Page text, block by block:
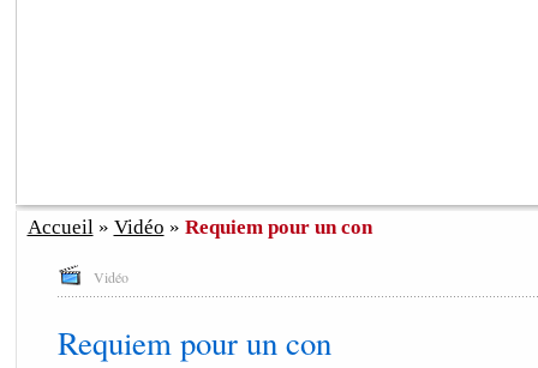
Accueil» Vidéo » Requiem pour un con
Vidéo
Requiem pour un con